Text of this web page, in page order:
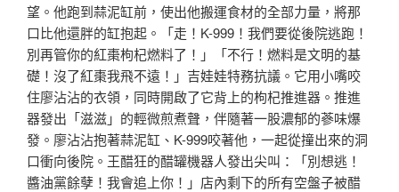
望。他跑到蒜泥缸前，使出他搬運食材的全部力量，將那
口比他還胖的缸抱起。「走！K-999！我們要從後院逃跑！
別再管你的紅棗枸杞燃料了！」「不行！燃料是文明的基
礎！沒了紅棗我飛不遠！」吉娃娃特務抗議。它用小嘴咬
住廖沾沾的衣領，同時開啟了它背上的枸杞推進器。推進
器發出「滋滋」的輕微煎煮聲，伴隨著一股濃郁的蔘味爆
發。廖沾沾抱著蒜泥缸、K-999咬著他，一起從撞出來的洞
口衝向後院。王醋狂的醋罐機器人發出尖叫：「別想逃！
醬油黨餘孽！我會追上你！」店內剩下的所有空盤子被醋